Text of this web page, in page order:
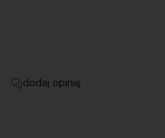
dodaj opinię